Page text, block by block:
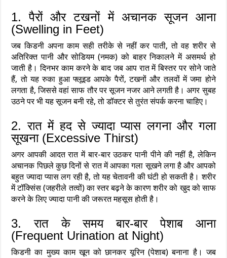
1. पैरों और टखनों में अचानक सूजन आना
(Swelling in Feet)
जब किडनी अपना काम सही तरीके से नहीं कर पाती, तो वह शरीर से
अतिरिक्त पानी और सोडियम (नमक) को बाहर निकालने में असमर्थ हो
जाती है। दिनभर काम करने के बाद जब आप रात में बिस्तर पर सोने जाते
हैं, तो यह रुका हुआ फ्लूइड आपके पैरों, टखनों और तलवों में जमा होने
लगता है, जिससे वहां साफ तौर पर सूजन नजर आने लगती है। अगर सुबह
उठने पर भी यह सूजन बनी रहे, तो डॉक्टर से तुरंत संपर्क करना चाहिए।
2. रात में हद से ज्यादा प्यास लगना और गला
सूखना (Excessive Thirst)
अगर आपकी आदत रात में बार-बार उठकर पानी पीने की नहीं है, लेकिन
अचानक पिछले कुछ दिनों से रात में आपका गला सूखने लगा है और आपको
बहुत ज्यादा प्यास लग रही है, तो यह चेतावनी की घंटी हो सकती है। शरीर
में टॉक्सिंस (जहरीले तत्वों) का स्तर बढ़ने के कारण शरीर को खुद को साफ
करने के लिए ज्यादा पानी की जरूरत महसूस होती है।
3. रात के समय बार-बार पेशाब आना
(Frequent Urination at Night)
किडनी का मुख्य काम खून को छानकर यूरिन (पेशाब) बनाना है। जब